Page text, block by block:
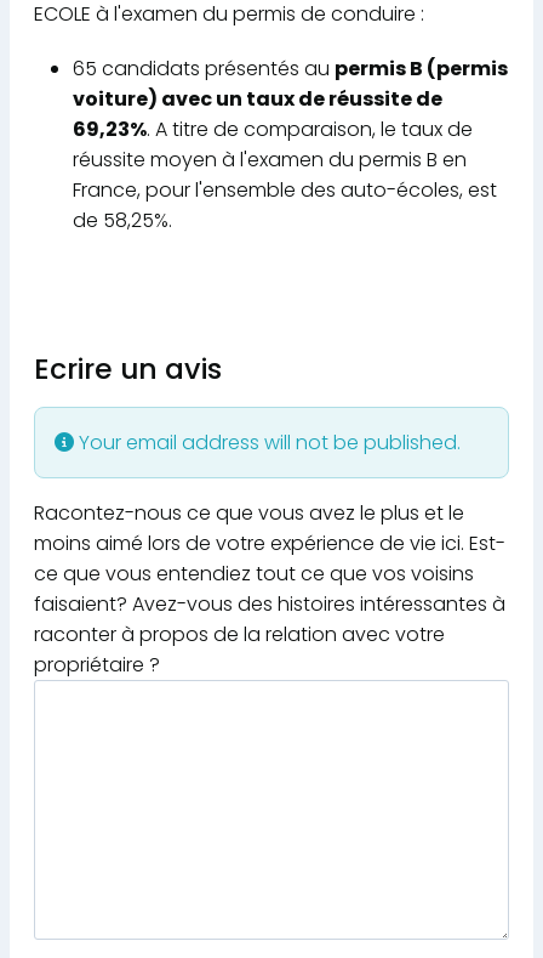
ECOLE à l'examen du permis de conduire :
65 candidats présentés au permis B (permis
voiture) avec un taux de réussite de
69,23%. A titre de comparaison, le taux de
réussite moyen à l'examen du permis B en
France, pour l'ensemble des auto-écoles, est
de 58,25%.
Ecrire un avis
Your email address will not be published.
Racontez-nous ce que vous avez le plus et le
moins aimé lors de votre expérience de vie ici. Est-
ce que vous entendiez tout ce que vos voisins
faisaient? Avez-vous des histoires intéressantes à
raconter à propos de la relation avec votre
propriétaire ?